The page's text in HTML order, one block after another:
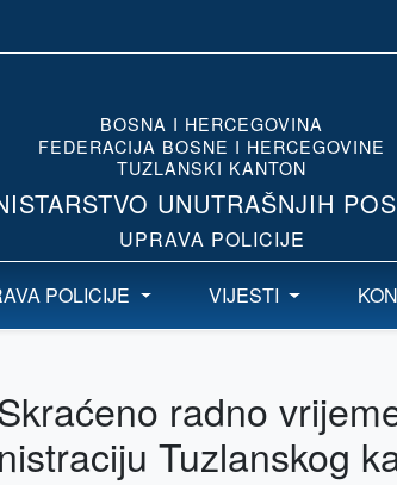
BOSNA I HERCEGOVINA
FEDERACIJA BOSNE I HERCEGOVINE
TUZLANSKI KANTON
UNUTRAŠNJIH
UPRAVA POLICIJE
POLICIJE VIJESTI
radno
Tuzlanskog